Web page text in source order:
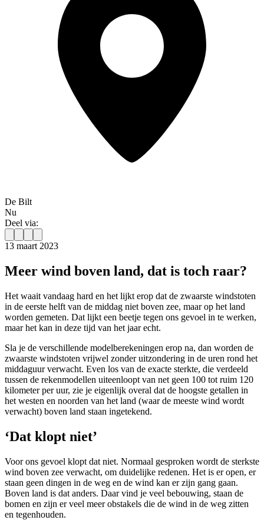
De Bilt
Nu
Deel via:
13 maart 2023
Meer wind boven land, dat is toch raar?
Het waait vandaag hard en het lijkt erop dat de zwaarste windstoten
in de eerste helft van de middag niet boven zee, maar op het land
worden gemeten. Dat lijkt een beetje tegen ons gevoel in te werken,
maar het kan in deze tijd van het jaar echt.
Sla je de verschillende modelberekeningen erop na, dan worden de
zwaarste windstoten vrijwel zonder uitzondering in de uren rond het
middaguur verwacht. Even los van de exacte sterkte, die verdeeld
tussen de rekenmodellen uiteenloopt van net geen 100 tot ruim 120
kilometer per uur, zie je eigenlijk overal dat de hoogste getallen in
het westen en noorden van het land (waar de meeste wind wordt
verwacht) boven land staan ingetekend.
‘Dat klopt niet’
Voor ons gevoel klopt dat niet. Normaal gesproken wordt de sterkste
wind boven zee verwacht, om duidelijke redenen. Het is er open, er
staan geen dingen in de weg en de wind kan er zijn gang gaan.
Boven land is dat anders. Daar vind je veel bebouwing, staan de
bomen en zijn er veel meer obstakels die de wind in de weg zitten
en tegenhouden.